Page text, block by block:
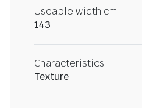
Useable width cm
143
Characteristics
Texture